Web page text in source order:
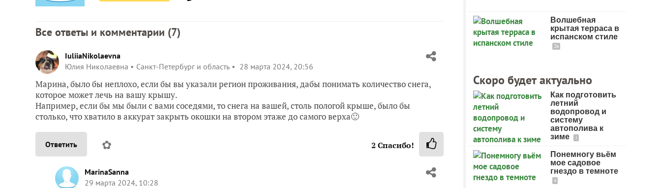
Все ответы и комментарии (7)
IuliiaNikolaevna
Юлия Николаевна
Санкт-Петербург и область 28 марта 2024, 20:56
Марина, было бы неплохо, если бы вы указали регион проживания, дабы понимать количество снега,
которое может лечь на вашу крышу.
Например, если бы мы были с вами соседями, то снега на вашей, столь пологой крыше, было бы
столько, что хватило в аккурат закрыть окошки на втором этаже до самого верха🙂
Ответить ✿ 2 Спасибо!
MarinaSanna
29 марта 2024, 10:28
Волшебная
крытая терраса в
испанском стиле
26
Скоро будет актуально
Как подготовить
летний
водопровод и
систему
автополива к
зиме
1
Понемногу вьём
мое садовое
гнездо в темноте
4